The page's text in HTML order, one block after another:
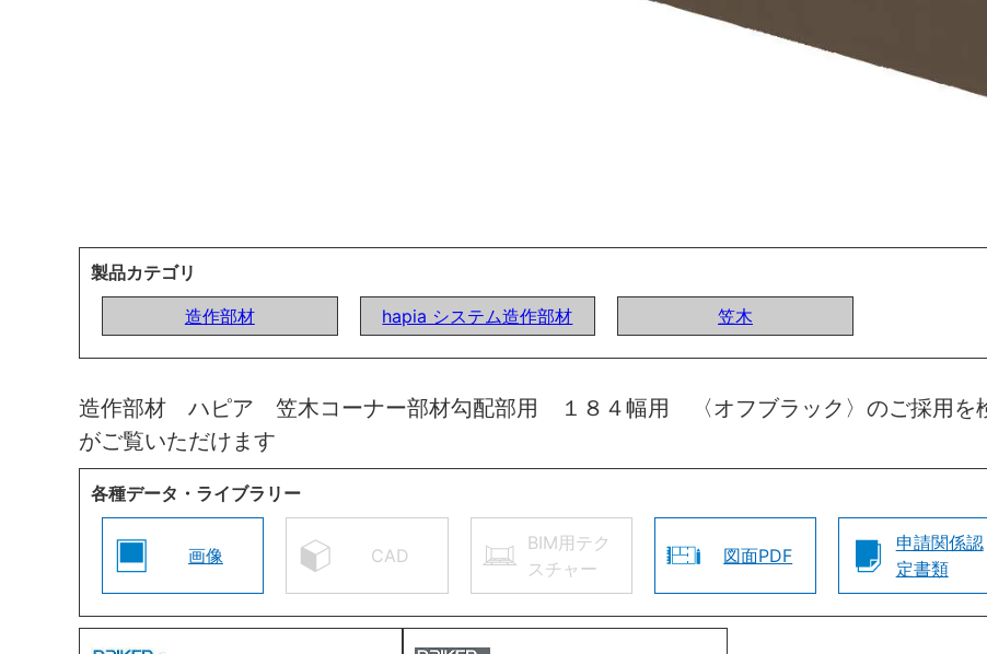
製品カテゴリ
造作部材
hapia システム造作部材 笠木
造作部材 ハピア 笠木コーナー部材勾配部用 １８４幅用 〈オフブラック〉のご採用を
がご覧いただけます
各種データ・ライブラリー
画像 CAD
BIM用テク
スチャー
図面PDF
申請関係認
定書類